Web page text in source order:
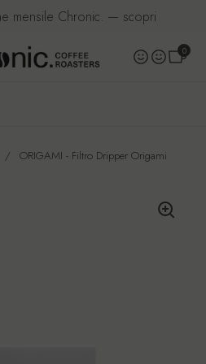
mensile Chronic. — scopri
Account
Apri
0
/ ORIGAMI - Filtro Dripper Origami